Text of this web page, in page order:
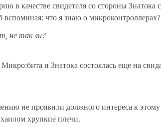
в качестве свидетеля со стороны
что я знаю о микроконтроллерах?
не так ли?
и Знатока состоялась еще на
не проявили должного интереса к
хрупкие плечи.